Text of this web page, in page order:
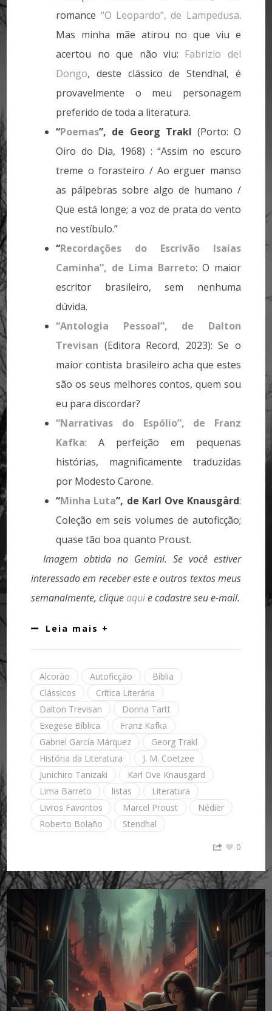
romance “O Leopardo”, de Lampedusa.
Mas minha mãe atirou no que viu e
acertou no que não viu: Fabrizio del
Dongo, deste clássico de Stendhal, é
provavelmente o meu personagem
preferido de toda a literatura.
“Poemas”, de Georg Trakl (Porto: O
Oiro do Dia, 1968) : “Assim no escuro
treme o forasteiro / Ao erguer manso
as pálpebras sobre algo de humano /
Que está longe; a voz de prata do vento
no vestíbulo.”
“Recordações do Escrivão Isaías
Caminha”, de Lima Barreto: O maior
escritor brasileiro, sem nenhuma
dúvida.
“Antologia Pessoal”, de Dalton
Trevisan (Editora Record, 2023): Se o
maior contista brasileiro acha que estes
são os seus melhores contos, quem sou
eu para discordar?
“Narrativas do Espólio”, de Franz
Kafka: A perfeição em pequenas
histórias, magnificamente traduzidas
por Modesto Carone.
“Minha Luta”, de Karl Ove Knausgård:
Coleção em seis volumes de autoficção;
quase tão boa quanto Proust.
Imagem obtida no Gemini. Se você estiver
interessado em receber este e outros textos meus
semanalmente, clique aquie cadastre seu e-mail.
Leia mais +
Alcorão Autoficção
Bíblia
Clássicos
Crítica Literária
Dalton Trevisan
Donna Tartt
Exegese Bíblica
Franz Kafka
Gabriel García Márquez
Georg Trakl
História da Literatura
J. M. Coetzee
Junichiro Tanizaki
Karl Ove Knausgard
Lima Barreto
listas
Literatura
Livros Favoritos
Marcel Proust
Nédier
Roberto Bolaño
Stendhal
0